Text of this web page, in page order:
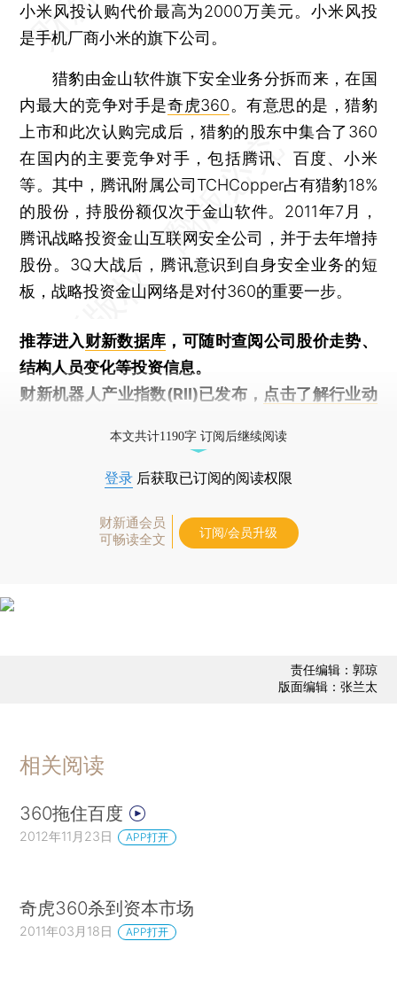
小米风投认购代价最高为2000万美元。小米风投
是手机厂商小米的旗下公司。
猎豹由金山软件旗下安全业务分拆而来，在国
内最大的竞争对手是奇虎360。有意思的是，猎豹
上市和此次认购完成后，猎豹的股东中集合了360
在国内的主要竞争对手，包括腾讯、百度、小米
等。其中，腾讯附属公司TCHCopper占有猎豹18%
的股份，持股份额仅次于金山软件。2011年7月，
腾讯战略投资金山互联网安全公司，并于去年增持
股份。3Q大战后，腾讯意识到自身安全业务的短
板，战略投资金山网络是对付360的重要一步。
推荐进入财新数据库 ，可随时查阅公司股价走势、
结构人员变化等投资信息。
财新机器人产业指数(RII)已发布， 点击了解行业动
本文共计1190字 订阅后继续阅读
登录 后获取已订阅的阅读权限
财新通会员
可畅读全文
订阅/会员升级
责任编辑：郭琼
版面编辑：张兰太
相关阅读
360拖住百度
2012年11月23日 APP打开
奇虎360杀到资本市场
2011年03月18日 APP打开